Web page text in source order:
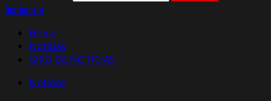
Instagram
Home
Notícias
GIRO DE NOTÍCIAS
Notícias